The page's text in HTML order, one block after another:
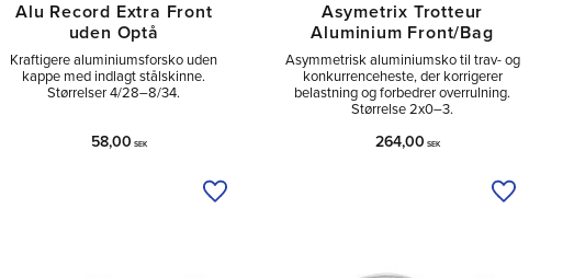
Alu Record Extra Front
uden Optå
Kraftigere aluminiumsforsko uden
kappe med indlagt stålskinne.
Størrelser 4/28–8/34.
58,00 SEK
Tilføj til ønskeliste
Asymetrix Trotteur
Aluminium Front/Bag
Asymmetrisk aluminiumsko til trav- og
konkurrenceheste, der korrigerer
belastning og forbedrer overrulning.
Størrelse 2x0–3.
264,00 SEK
Tilføj til